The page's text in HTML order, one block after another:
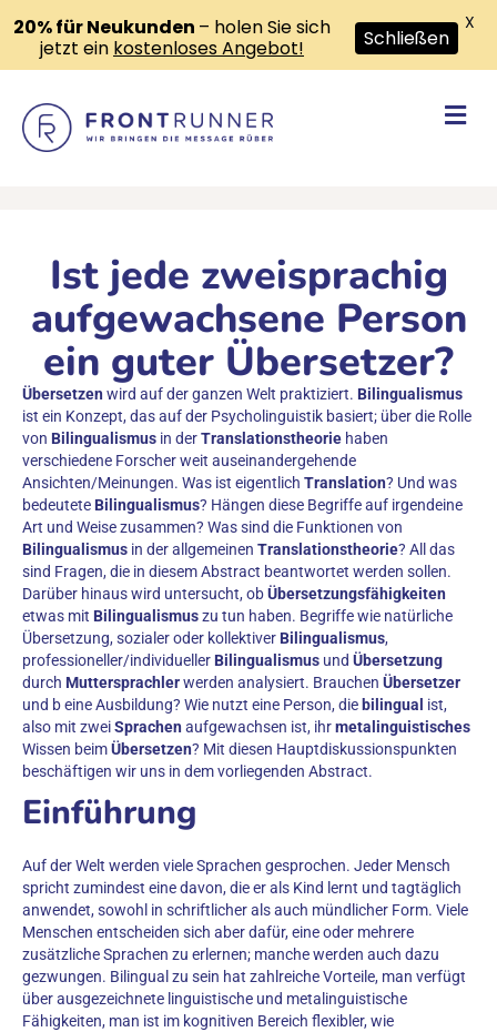
Ist jede zweisprachig
aufgewachsene Person
ein guter Übersetzer?
Übersetzen wird auf der ganzen Welt praktiziert. Bilingualismus
ist ein Konzept, das auf der Psycholinguistik basiert; über die Rolle
von Bilingualismus in derTranslationstheorie haben
verschiedene Forscher weit auseinandergehende
Ansichten/Meinungen. Was ist eigentlich Translation? Und was
bedeutete Bilingualismus? Hängen diese Begriffe auf irgendeine
Art und Weise zusammen? Was sind die Funktionen von
Bilingualismus in der allgemeinen Translationstheorie? All das
sind Fragen, die in diesem Abstract beantwortet werden sollen.
Darüber hinaus wird untersucht, obÜbersetzungsfähigkeiten
etwas mit Bilingualismuszu tun haben. Begriffe wie natürliche
Übersetzung, sozialer oder kollektiver Bilingualismus,
professioneller/individueller Bilingualismus und Übersetzung
durch Muttersprachlerwerden analysiert. Brauchen Übersetzer
und b eine Ausbildung? Wie nutzt eine Person, die bilingual ist,
also mit zweiSprachen aufgewachsen ist, ihrmetalinguistisches
Wissen beimÜbersetzen? Mit diesen Hauptdiskussionspunkten
beschäftigen wir uns in dem vorliegenden Abstract.
Einführung
Auf der Welt werden viele Sprachen gesprochen. Jeder Mensch
spricht zumindest eine davon, die er als Kind lernt und tagtäglich
anwendet, sowohl in schriftlicher als auch mündlicher Form. Viele
Menschen entscheiden sich aber dafür, eine oder mehrere
zusätzliche Sprachen zu erlernen; manche werden auch dazu
gezwungen. Bilingual zu sein hat zahlreiche Vorteile, man verfügt
über ausgezeichnete linguistische und metalinguistische
Fähigkeiten, man ist im kognitiven Bereich flexibler, wie
20% für Neukunden – holen Sie sich
jetzt ein kostenloses Angebot! Schließen
X